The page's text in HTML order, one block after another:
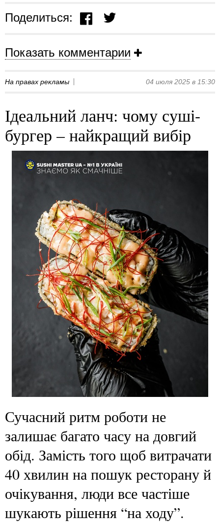
Поделиться:
Показать комментарии
На правах рекламы 04 июля 2025 в 15:30
Ідеальний ланч: чому суші-
бургер – найкращий вибір
Сучасний ритм роботи не
залишає багато часу на довгий
обід. Замість того щоб витрачати
40 хвилин на пошук ресторану й
очікування, люди все частіше
шукають рішення “на ходу”.